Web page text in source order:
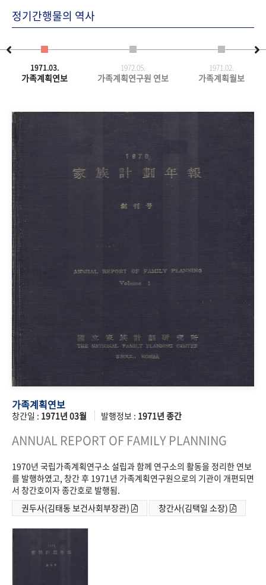
정기간행물의 역사
1971.03.
가족계획연보
1972.05.
가족계획연구원 연보
1971.02.
가족계획월보
가족계획연보
창간일 : 1971년 03월 발행정보 : 1971년 종간
ANNUAL REPORT OF FAMILY PLANNING
1970년 국립가족계획연구소 설립과 함께 연구소의 활동을 정리한 연보
를 발행하였고, 창간 후 1971년 가족계획연구원으로의 기관이 개편되면
서 창간호이자 종간호로 발행됨.
권두사(김태동 보건사회부장관)
창간사(김택일 소장)